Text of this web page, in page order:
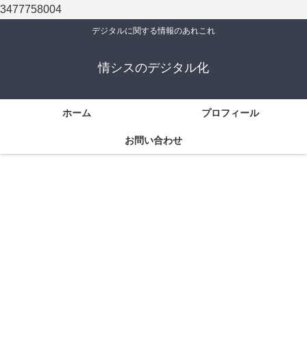
3477758004
デジタルに関する情報のあれこれ
情シスのデジタル化
ホーム プロフィール
お問い合わせ